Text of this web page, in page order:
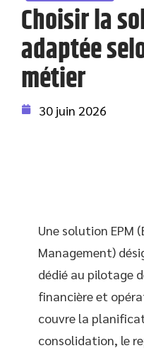
Choisir la
adaptée
métier
30 juin 2026
Une solution EPM
Management)
dédié au pilotage
financière et
couvre la
consolidation, le